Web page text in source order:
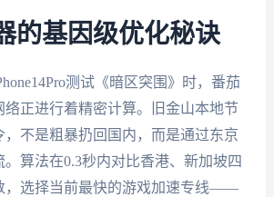
的基因级优化秘诀
测试《暗区突围》时，番茄
络正进行着精密计算。旧金山本地节
，不是粗暴扔回国内，而是通过东京
算法在0.3秒内对比香港、新加坡四
，选择当前最快的游戏加速专线——